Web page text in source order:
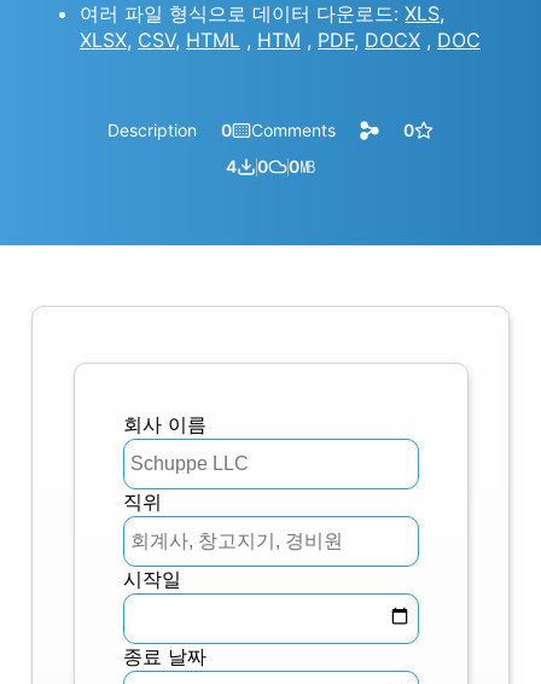
여러 파일 형식으로 데이터 다운로드: XLS,
XLSX, CSV, HTML , HTM , PDF, DOCX , DOC
Description 0 Comments
0
4
0 0㎆︎
회사 이름
직위
시작일
종료 날짜